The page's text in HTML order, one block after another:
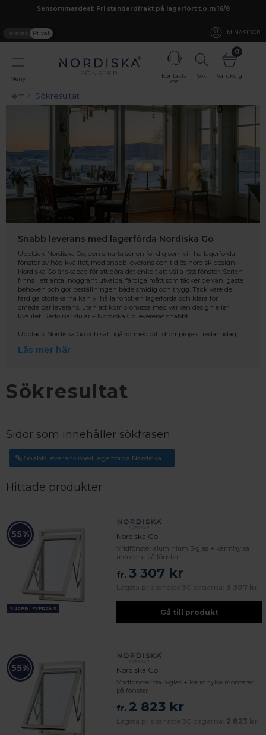
Sensommardeal: Fri standardfrakt på lagerfört t.o.m 16/8
Företag Privat MINA SIDOR
Meny
fokus på kvalitet, omtanke och djup kompetens.
Kontakta
oss
Sök
0
Varukorg
Hem Sökresultat
Snabb leverans med lagerförda Nordiska Go
Upptäck Nordiska Go, den smarta serien för dig som vill ha lagerförda
fönster av hög kvalitet, med snabb leverans och tidlös nordisk design.
Nordiska Go är skapad för att göra det enkelt att välja rätt fönster. Serien
finns i ett antal noggrant utvalda, färdiga mått som täcker de vanligaste
behoven och gör beställningen både smidig och trygg. Tack vare de
färdiga storlekarna kan vi hålla fönstren lagerförda och klara för
omedelbar leverans, utan att kompromissa med varken design eller
kvalitet. Redo när du är – Nordiska Go levereras snabbt!
Upptäck Nordiska Go och sätt igång med ditt drömprojekt redan idag!
Läs mer här
Sökresultat
Sidor som innehåller sökfrasen
Snabb leverans med lagerförda Nordiska ...
Hittade produkter
55%
SNABB LEVERANS
Nordiska Go
Vridfönster aluminium 3-glas + karmhylsa
monterat på fönster
fr. 3 307 kr
Lägsta pris senaste 30 dagarna: 3 307 kr
Gå till produkt
55% Nordiska Go
Vridfönster trä 3-glas + karmhylsa monterat
på fönster
fr. 2 823 kr
Lägsta pris senaste 30 dagarna: 2 823 kr